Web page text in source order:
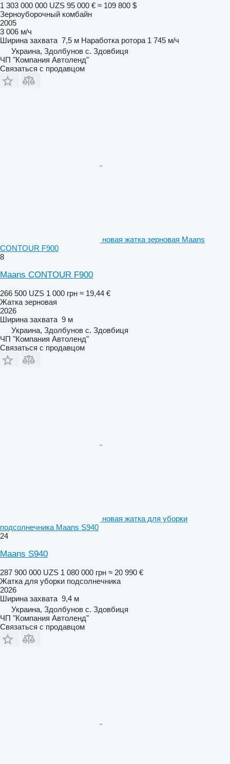
1 303 000 000 UZS 95 000 € ≈ 109 800 $
Зерноуборочный комбайн
2005
3 006 м/ч
Ширина захвата 7,5 м Наработка ротора 1 745 м/ч
Украина, Здолбунов с. Здовбиця
ЧП "Компания Автоленд"
Связаться с продавцом
новая жатка зерновая Maans
СONTOUR F900
8
Maans СONTOUR F900
266 500 UZS 1 000 грн ≈ 19,44 €
Жатка зерновая
2026
Ширина захвата 9 м
Украина, Здолбунов с. Здовбиця
ЧП "Компания Автоленд"
Связаться с продавцом
новая жатка для уборки
подсолнечника Maans S940
24
Maans S940
287 900 000 UZS 1 080 000 грн ≈ 20 990 €
Жатка для уборки подсолнечника
2026
Ширина захвата 9,4 м
Украина, Здолбунов с. Здовбиця
ЧП "Компания Автоленд"
Связаться с продавцом